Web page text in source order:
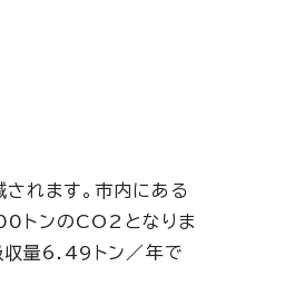
れます。市内にある
トンのCO2となりま
収量6.49トン／年で